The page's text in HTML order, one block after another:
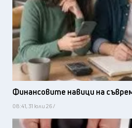
Финансовите навици на
08:41, 31 юли 26 /